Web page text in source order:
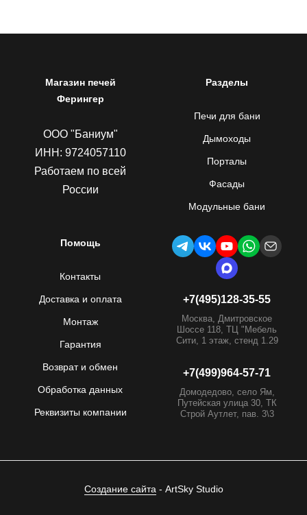
Магазин печей
Ферингер
ООО "Баниум"
ИНН: 9724057110
Работаем по всей
России
Разделы
Печи для бани
Дымоходы
Порталы
Фасады
Модульные бани
Помощь
Контакты
Доставка и оплата
Монтаж
Гарантия
Возврат и обмен
Обработка данных
Реквизиты компании
+7(495)128-35-55
Москва, Дмитровское
Шоссе 118, ТЦ "Мебель
Сити, 1 этаж, стенд 1.29
+7(499)964-57-71
Домодедово, село Ям,
Путейская улица 30, ТК
Строй Аутлет, пав. 3\3
Создание сайта - ArtSky Studio